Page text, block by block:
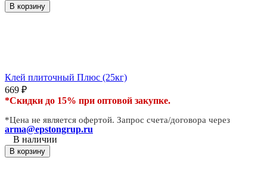
В корзину
Клей плиточный Плюс (25кг)
669 ₽
*Скидки до 15% при оптовой закупке.
*Цена не является офертой. Запрос счета/договора через
arma@epstongrup.ru
В наличии
В корзину